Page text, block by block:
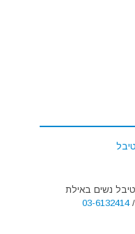
נשים באילת
/
03-6132414